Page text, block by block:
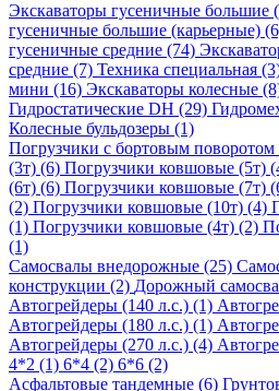
Экскаваторы гусеничные большие
гусеничные большие (карьерные)
гусеничные средние (74)
средние (7) Техника специальная
мини (16) Экскаваторы колесные
Гидростатические DH (29)
Колесные бульдозеры (1)
Погрузчики с бортовым поворотом
(3т) (6) Погрузчики ковшовые (5т)
(6т) (6) Погрузчики ковшовые (7т)
(2) Погрузчики ковшовые (10т) (4)
(1) Погрузчики ковшовые (4т) (2)
(1)
Самосвалы внедорожные (25)
конструкции (2) Дорожный
Автогрейдеры (140 л.с.) (1)
Автогрейдеры (180 л.с.) (1)
Автогрейдеры (270 л.с.) (4)
4*2 (1) 6*4 (2) 6*6 (2)
Асфальтовые тандемные (6)